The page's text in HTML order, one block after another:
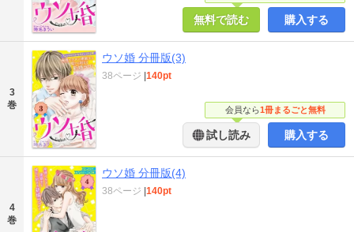
無料で読む 購入する
3
巻
ウソ婚 分冊版(3)
会員なら1冊まるごと無料
38ページ |140pt
試し読み 購入する
4
巻
ウソ婚 分冊版(4)
38ページ |140pt